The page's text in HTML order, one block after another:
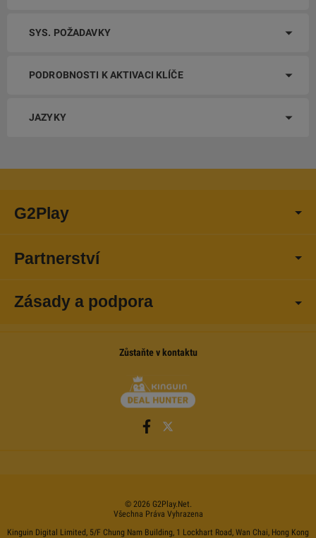
SYS. POŽADAVKY
PODROBNOSTI K AKTIVACI KLÍČE
JAZYKY
G2Play
Partnerství
Zásady a podpora
Zůstaňte v kontaktu
© 2026 G2Play.net.
Všechna Práva Vyhrazena
Kinguin Digital Limited, 5/F Chung Nam Building, 1 Lockhart Road, Wan Chai, Hong Kong